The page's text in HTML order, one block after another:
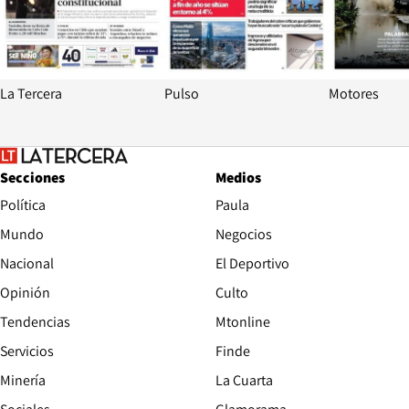
La Tercera Pulso Motores
Secciones
Política
Mundo
Nacional
Opinión
Tendencias
Servicios
Minería
Medios
Paula
Negocios
El Deportivo
Culto
Mtonline
Finde
La Cuarta